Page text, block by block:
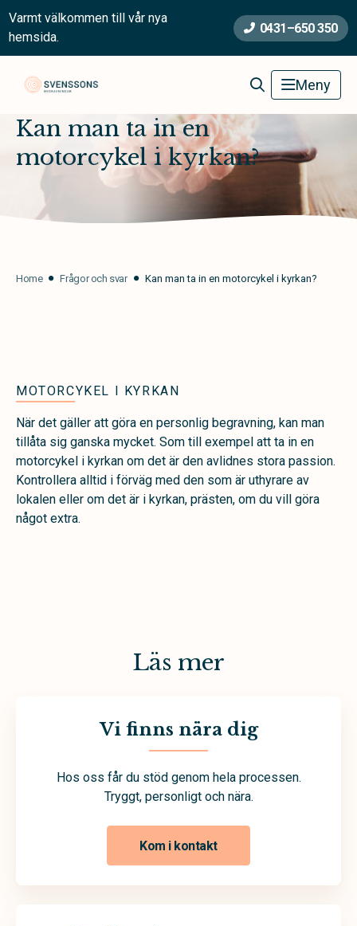
Varmt välkommen till vår nya
hemsida.
0431–650 350
Meny
Kan man ta in en
motorcykel i kyrkan?
Home Frågor och svar Kan man ta in en motorcykel i kyrkan?
MOTORCYKEL I KYRKAN
När det gäller att göra en personlig begravning, kan man
tillåta sig ganska mycket. Som till exempel att ta in en
motorcykel i kyrkan om det är den avlidnes stora passion.
Kontrollera alltid i förväg med den som är uthyrare av
lokalen eller om det är i kyrkan, prästen, om du vill göra
något extra.
Läs mer
Vi finns nära dig
Hos oss får du stöd genom hela processen.
Tryggt, personligt och nära.
Kom i kontakt